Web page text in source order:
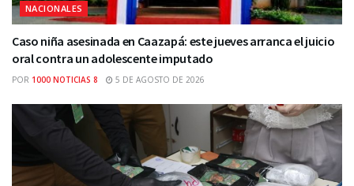
NACIONALES
Caso niña asesinada en Caazapá: este jueves arranca el juicio
oral contra un adolescente imputado
POR 1000 NOTICIAS 8 5 DE AGOSTO DE 2026